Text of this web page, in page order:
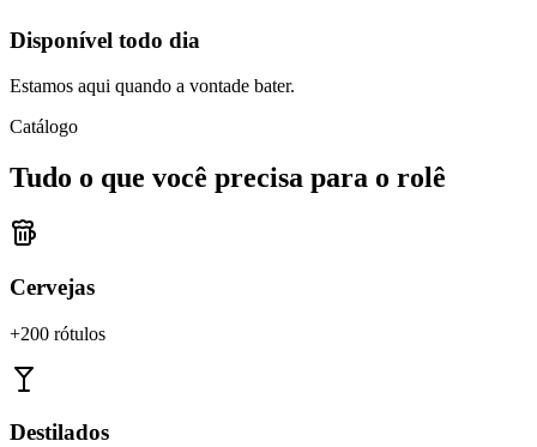
Disponível todo dia
Estamos aqui quando a vontade bater.
Catálogo
Tudo o que você precisa para o rolê
Cervejas
+200 rótulos
Destilados